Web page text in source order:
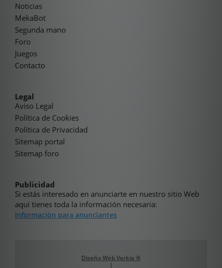
Noticias
MekaBot
Segunda mano
Foro
Juegos
Contacto
Legal
Aviso Legal
Política de Cookies
Política de Privacidad
Sitemap portal
Sitemap foro
Publicidad
Si estás interesado en anunciarte en nuestro sitio Web
aquí tienes toda la información necesaria:
Información para anunciantes
Diseño Web Verkia ®
|